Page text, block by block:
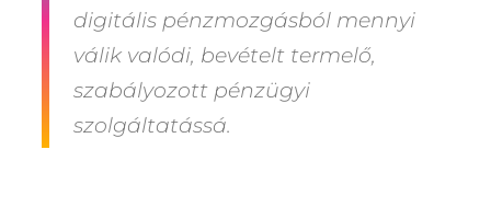
digitális pénzmozgásból mennyi
válik valódi, bevételt termelő,
szabályozott pénzügyi
szolgáltatássá.